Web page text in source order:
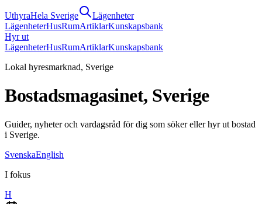
UthyraHela Sverige
Lägenheter
LägenheterHusRumArtiklarKunskapsbank
Hyr ut
LägenheterHusRumArtiklarKunskapsbank
Lokal hyresmarknad, Sverige
Bostadsmagasinet, Sverige
Guider, nyheter och vardagsråd för dig som söker eller hyr ut bostad
i Sverige.
SvenskaEnglish
I fokus
H